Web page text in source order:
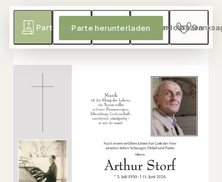
Parte SterbebildGedenkkerzenKondolenzen
Parte herunterladen